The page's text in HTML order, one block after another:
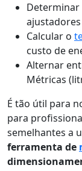
Determinar
Calcular o
custo de
Alternar
Métricas
É tão útil para
para
semelhantes a
ferramenta de